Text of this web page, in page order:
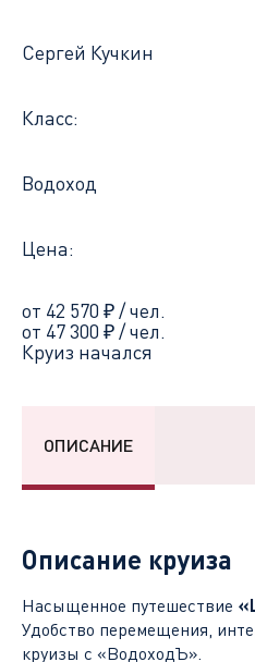
Сергей Кучкин
Класс:
Водоход
Цена:
от 42 570 ₽/ чел.
от 47 300 ₽/ чел.
Круиз начался
ОПИСАНИЕ
Описание круиза
Насыщенное путешествие
Удобство перемещения,
круизы с «ВодоходЪ».